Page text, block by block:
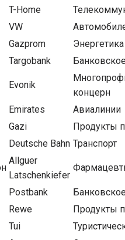
T-Home
VW
Gazprom
Энергетика
Targobank
Evonik
концерн
Emirates
Авиалинии
Gazi
Продукты
Deutsche Bahn Транспорт
Allguer
Latschenkiefer
Postbank
Rewe
Продукты
Tui